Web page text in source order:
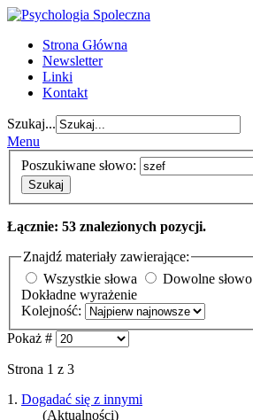
Strona Główna
Newsletter
Linki
Kontakt
Szukaj...
Menu
Poszukiwane słowo:
Szukaj
Łącznie: 53 znalezionych pozycji.
Znajdź materiały zawierające:
Wszystkie słowa
Dowolne słowo
Dokładne wyrażenie
Kolejność:
Pokaż #
Strona 1 z 3
1. Dogadać się z innymi
(Aktualności)